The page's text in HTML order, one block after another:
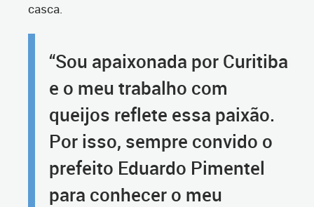
casca.
“Sou apaixonada por Curitiba
e o meu trabalho com
queijos reflete essa paixão.
Por isso, sempre convido o
prefeito Eduardo Pimentel
para conhecer o meu